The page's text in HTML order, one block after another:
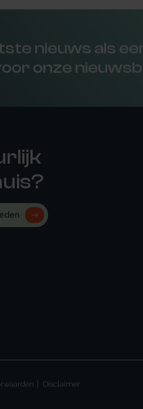
nieuws als
onze
Disclaimer